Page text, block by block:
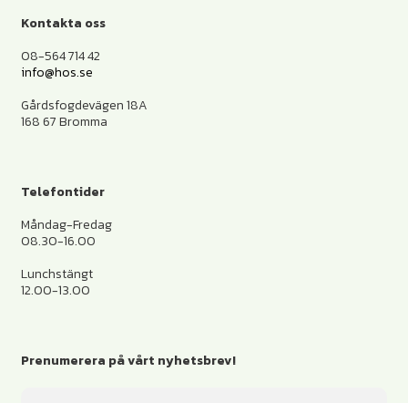
Kontakta oss
08-564 714 42
info@hos.se
Gårdsfogdevägen 18A
168 67 Bromma
Telefontider
Måndag-Fredag
08.30-16.00
Lunchstängt
12.00-13.00
Prenumerera på vårt nyhetsbrev!